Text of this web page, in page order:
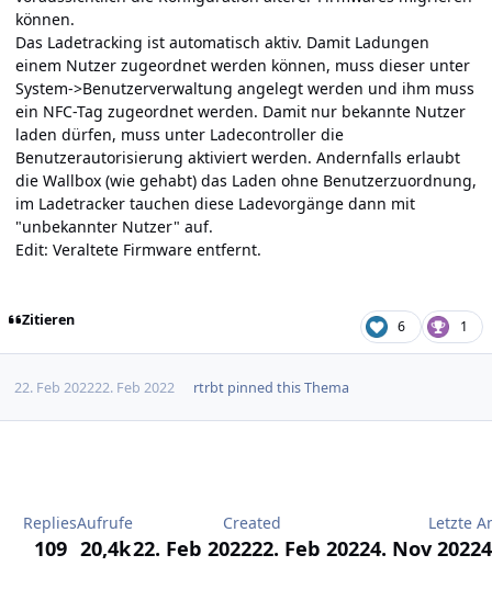
können.
Das Ladetracking ist automatisch aktiv. Damit Ladungen
einem Nutzer zugeordnet werden können, muss dieser unter
System->Benutzerverwaltung angelegt werden und ihm muss
ein NFC-Tag zugeordnet werden. Damit nur bekannte Nutzer
laden dürfen, muss unter Ladecontroller die
Benutzerautorisierung aktiviert werden. Andernfalls erlaubt
die Wallbox (wie gehabt) das Laden ohne Benutzerzuordnung,
im Ladetracker tauchen diese Ladevorgänge dann mit
"unbekannter Nutzer" auf.
Edit: Veraltete Firmware entfernt.
Zitieren 6 1
22. Feb 202222. Feb 2022 rtrbtpinned this Thema
Replies
109
Aufrufe
20,4k
Created
22. Feb 202222. Feb 2022
Letzte
4. Nov 2022